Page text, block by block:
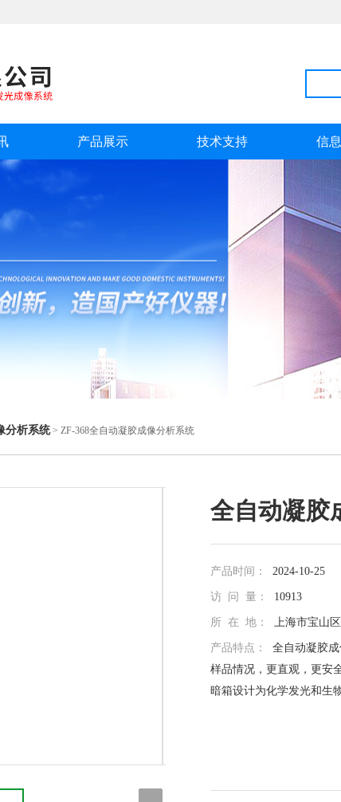
产品展示 技术支持 信
分析系统> ZF-368全自动凝胶成像分析系统
全自动凝胶
产品时间： 2024-10-25
访 问 量： 10913
所 在 地： 上海市宝山
产品特点： 全自动凝胶
样品情况，更直观，更安
暗箱设计为化学发光和生